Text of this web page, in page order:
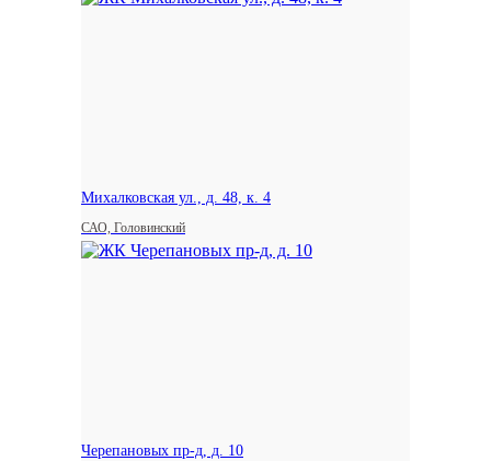
Михалковская ул., д. 48, к. 4
САО, Головинский
Черепановых пр-д, д. 10